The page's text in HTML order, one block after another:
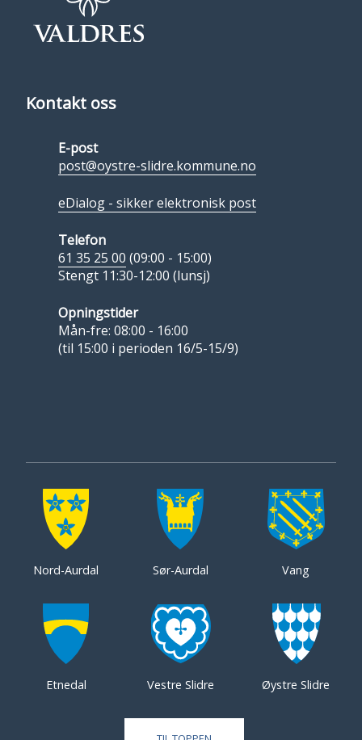
Kontakt oss
E-post
post@oystre-slidre.kommune.no
eDialog - sikker elektronisk post
Telefon
61 35 25 00 (09:00 - 15:00)
Stengt 11:30-12:00 (lunsj)
Opningstider
Mån-fre: 08:00 - 16:00
(til 15:00 i perioden 16/5-15/9)
Nord-Aurdal Sør-Aurdal Vang
Etnedal Vestre Slidre Øystre Slidre